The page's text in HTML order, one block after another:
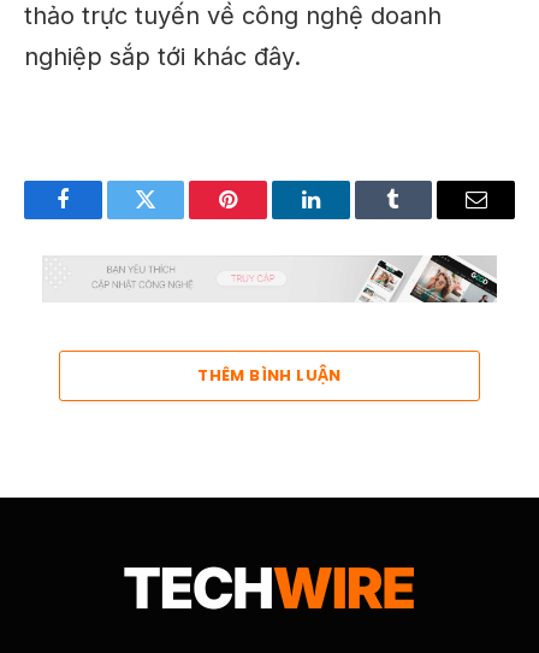
thảo trực tuyến về công nghệ doanh
nghiệp sắp tới khác đây.
FacebookTwitter Pinterest LinkedInTumblr Email
THÊM BÌNH LUẬN